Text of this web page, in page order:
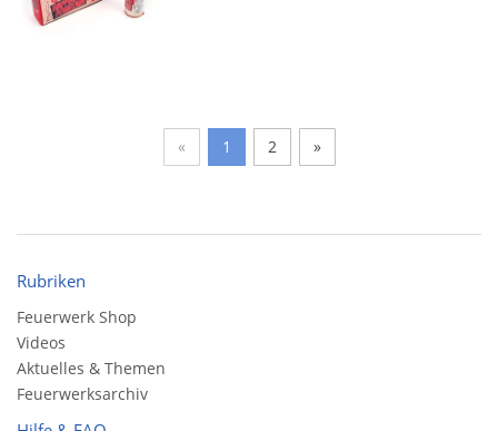
« 1 2 »
Rubriken
Feuerwerk Shop
Videos
Aktuelles & Themen
Feuerwerksarchiv